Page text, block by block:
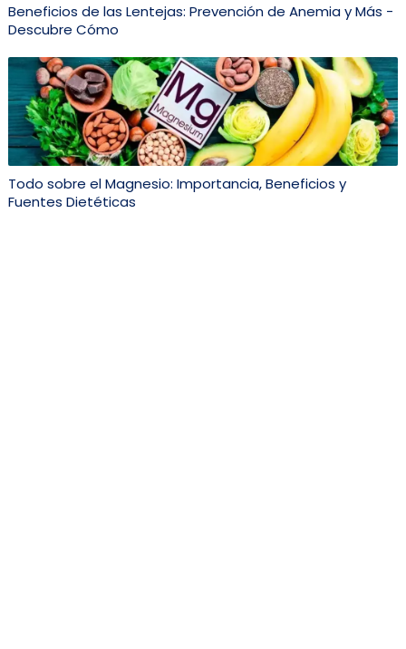
Beneficios de las Lentejas: Prevención de Anemia y Más -
Descubre Cómo
Todo sobre el Magnesio: Importancia, Beneficios y
Fuentes Dietéticas